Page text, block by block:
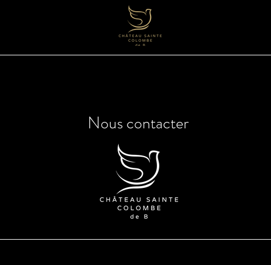
Nous contacter